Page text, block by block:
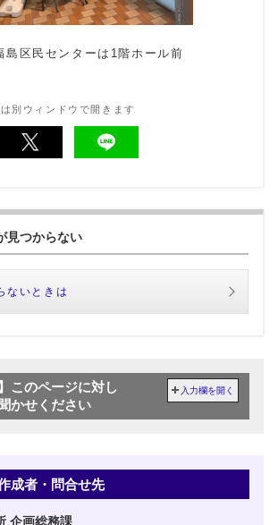
島区民センターは1階ホール前
別ウィンドウで開きます
見つからない
ないときは
このページに対し
かせください
入力欄を開く
成者・問合せ先
企画総務課